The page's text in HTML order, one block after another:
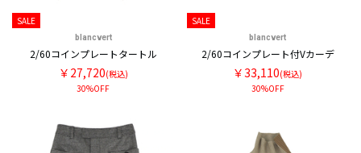
SALE
blancvert
2/60コインプレートタートル
￥27,720(税込)
30%OFF
SALE
blancvert
2/60コインプレート付Vカーデ
￥33,110(税込)
30%OFF